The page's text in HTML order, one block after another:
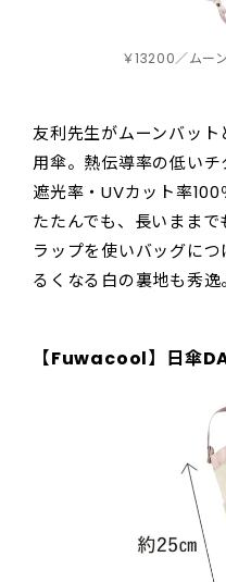
￥13200／ムー
友利先生がムーンバッ
用傘。熱伝導率の低いチ
遮光率・UVカット率100
たたんでも、長いまま
ラップを使いバッグに
るくなる白の裏地も秀逸。
【Fuwacool】日傘